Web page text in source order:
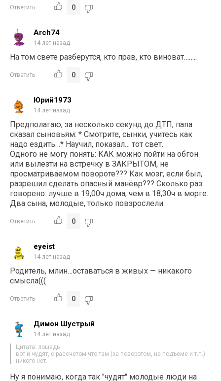
Ответить 0
Arch74
14 лет назад
На том свете разберутся, кто прав, кто виноват……..
Ответить 0
Юрий1973
14 лет назад
Предполагаю, за несколько секунд до ДТП, папа
сказал сыновьям: * Смотрите, сынки, учитесь как
надо ездить…* Научил, показал… тот свет.
Одного не могу понять: КАК можно пойти на обгон
или вылезти на встречку в ЗАКРЫТОМ, не
просматриваемом повороте??? Как мозг, если был,
разрешил сделать опасный манёвр??? Сколько раз
говорено: лучше в 19,00ч дома, чем в 18,30ч в морге.
Два сына, молодые, только повзрослели.
Ответить 0
eyeist
14 лет назад
Родитель, млин…оставаться в живых — никакого
смысла(((
Ответить 0
Димон Шустрый
14 лет назад
Цитата: лошадь
вот и чудят, с рассчетом что там (за поворотом, на подъеме и т.п.)
никого нет.
Ну я понимаю, когда так "чудят" молодые люди на